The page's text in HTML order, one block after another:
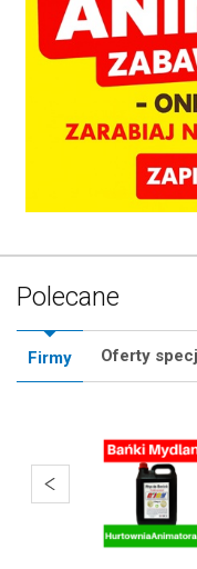
Polecane
Firmy Oferty